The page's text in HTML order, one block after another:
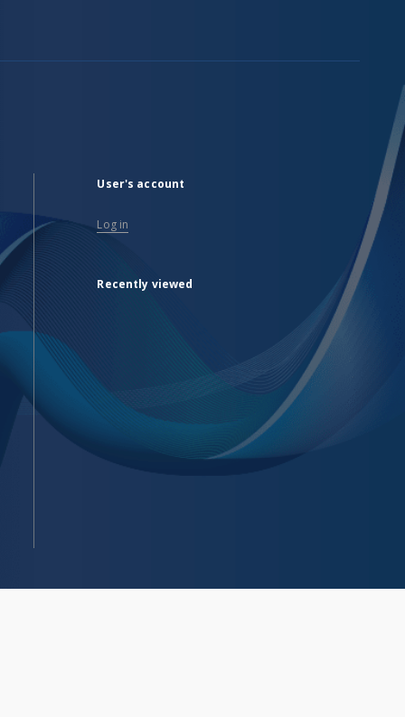
User's account
Log in
Recently viewed